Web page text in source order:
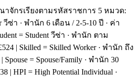
จักรเรียงตามรหัสราชการ 5 หมวด:
วีซ่า · พำนัก 6 เดือน / 2-5-10 ปี · ค่า
= Student วีซ่า · พำนัก ตาม
| Skilled = Skilled Worker · พำนัก ถึง
= Spouse/Family · พำนัก 30
| HPI = High Potential Individual ·